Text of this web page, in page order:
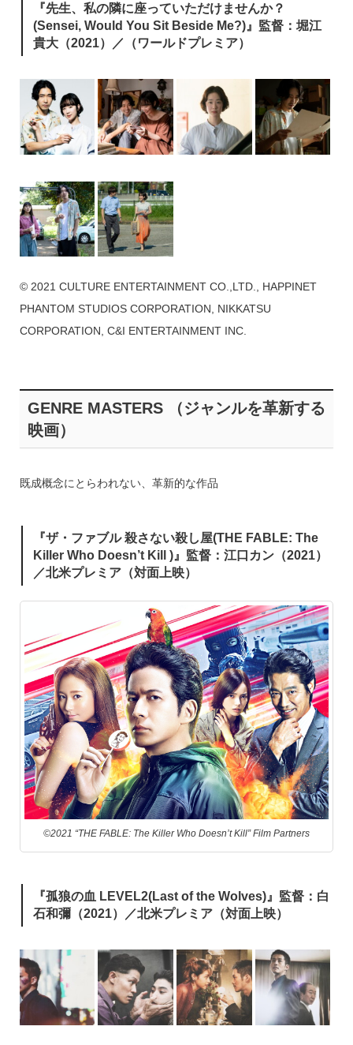
『先生、私の隣に座っていただけませんか？
(Sensei, Would You Sit Beside Me?)』監督：堀江
貴大（2021）／（ワールドプレミア）
© 2021 CULTURE ENTERTAINMENT CO.,LTD., HAPPINET
PHANTOM STUDIOS CORPORATION, NIKKATSU
CORPORATION, C&I ENTERTAINMENT INC.
GENRE MASTERS （ジャンルを革新する
映画）
既成概念にとらわれない、革新的な作品
『ザ・ファブル 殺さない殺し屋(THE FABLE: The
Killer Who Doesn’t Kill )』監督：江口カン（2021）
／北米プレミア（対面上映）
©2021 “THE FABLE: The Killer Who Doesn’t Kill” Film Partners
『孤狼の血 LEVEL2(Last of the Wolves)』監督：白
石和彌（2021）／北米プレミア（対面上映）